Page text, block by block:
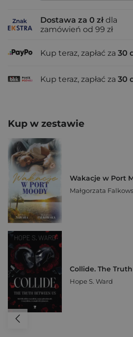
Dostawa za 0 zł dla
zamówień od 99 zł
Kup teraz, zapłać za 30
Kup teraz, zapłać za 30
Kup w zestawie
Wakacje w Port
Małgorzata
Collide. The
Hope S. Ward